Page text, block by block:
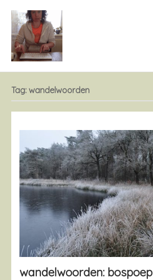
Tag:wandelwoorden
wandelwoorden: bospoep